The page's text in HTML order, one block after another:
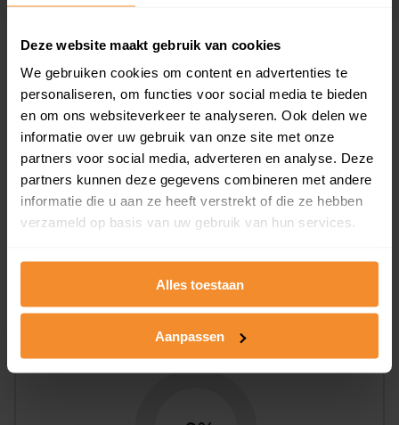
Deze website maakt gebruik van cookies
We gebruiken cookies om content en advertenties te
personaliseren, om functies voor social media te bieden
en om ons websiteverkeer te analyseren. Ook delen we
informatie over uw gebruik van onze site met onze
partners voor social media, adverteren en analyse. Deze
partners kunnen deze gegevens combineren met andere
informatie die u aan ze heeft verstrekt of die ze hebben
verzameld op basis van uw gebruik van hun services.
Alles toestaan
Aanpassen
100%
Koopwoningen
0%
Appartementen
aandeel van totale woningen